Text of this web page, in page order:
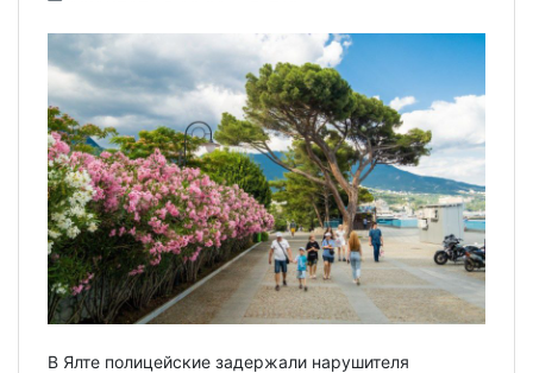
В Ялте полицейские задержали нарушителя